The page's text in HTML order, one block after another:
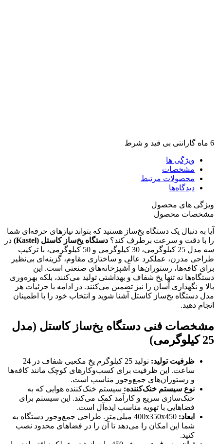
6 ماه گارانتی بی قید و شرط
ویژگی ها
مشخصات
محصولات مرتبط
دیدگاه‌ها
ویژگی های محصول
مشخصات محصول
آیا به دنبال یک دستگاه یخ‌ساز هستید که بتواند نیازهای حرفه‌ای شما
را با دقت و سرعت برطرف کند؟ دستگاه یخ‌ساز کاستل (Kastel)
در
سه مدل 25 کیلوگرمی، 30 کیلوگرمی و 50 کیلوگرمی، با ترکیب
طراحی مدرن، عملکرد عالی و ساختاری مقاوم، گزینه‌ای بی‌نظیر
برای کافه‌ها، رستوران‌ها و آشپزخانه‌های صنعتی است. این
دستگاه‌ها نه تنها یخ شفاف و بهداشتی تولید می‌کنند، بلکه بهره‌وری
بالا و نگهداری آسان را نیز تضمین می‌کنند. در ادامه با جزئیات هر
مدل دستگاه یخ‌ساز کاستل آشنا شوید و انتخاب خود را با اطمینان
انجام دهید.
مشخصات فنی دستگاه یخ‌ساز کاستل (مدل
25 کیلوگرمی)
ظرفیت تولید:
تولید 25 کیلوگرم یخ مکعبی شفاف در 24
ساعت. این ظرفیت برای کسب‌وکارهای کوچک مانند کافه‌ها
و رستوران‌های جمع‌وجور مناسب است.
نوع سیستم خنک‌کننده: سیستم خنک‌کننده هوایی که به
خنک‌سازی سریع و کارآمد کمک می‌کند. این سیستم برای
فضاهایی با تهویه مناسب ایده‌آل است.
ابعاد:
400x350x450 میلی‌متر. طراحی جمع‌وجور دستگاه به
شما این امکان را می‌دهد تا آن را در فضاهای محدود نصب
کنید.